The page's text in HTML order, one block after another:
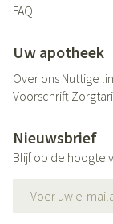
FAQ
Uw apotheek
Over ons Nuttige
Voorschrift
Nieuwsbrief
Blijf op de hoogte